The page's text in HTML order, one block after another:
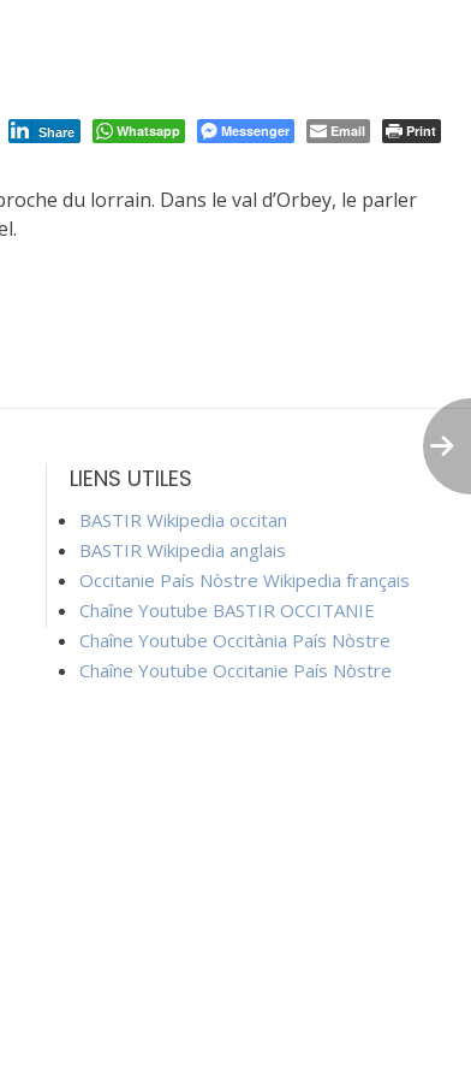
Share Whatsapp Messenger Email Print
du lorrain. Dans le val d’Orbey, le parler
LIENS UTILES
BASTIR Wikipedia occitan
BASTIR Wikipedia anglais
Occitanie País Nòstre Wikipedia français
Chaîne Youtube BASTIR OCCITANIE
Chaîne Youtube Occitània País Nòstre
Chaîne Youtube Occitanie País Nòstre